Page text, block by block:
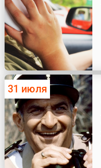
31 июля